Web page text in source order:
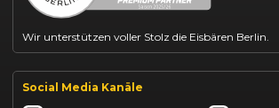
Wir unterstützen voller Stolz die Eisbären Berlin.
Social Media Kanäle